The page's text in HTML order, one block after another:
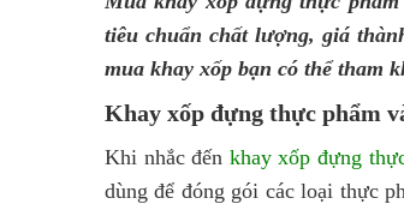
tiêu chuẩn chất lượng, giá
mua khay xốp bạn có thể tham
Khay xốp đựng thực phẩm
Khi nhắc đến khay xốp đựng
dùng để đóng gói các loại thực